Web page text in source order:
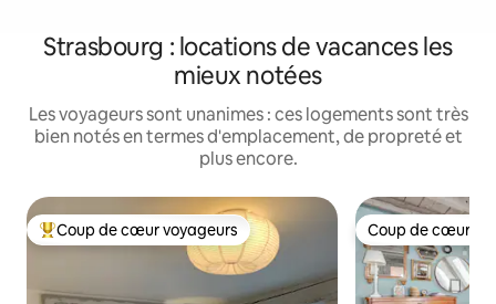
Strasbourg : locations de vacances les
mieux notées
Les voyageurs sont unanimes : ces logements sont très
bien notés en termes d'emplacement, de propreté et
plus encore.
Coups de cœur voyageurs les plus appréciés
Coup de cœur voyageurs Coup de cœur
Coup de cœur